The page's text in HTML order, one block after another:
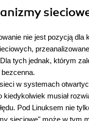
nie jest pozycją dla
tych jednak, którym
w systemach
kiedykolwiek musiał
Pod Linuksem nie
sieciowe" może w tym